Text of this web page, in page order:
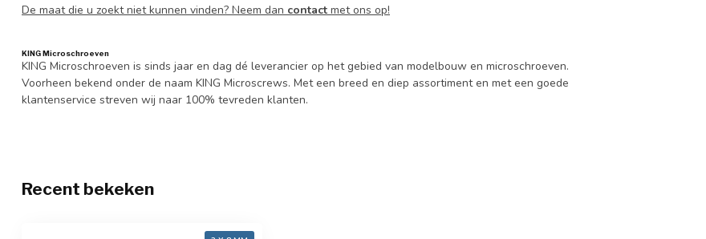
De maat die u zoekt niet kunnen vinden? Neem dan contact met ons op!
KING Microschroeven
KING Microschroeven is sinds jaar en dag dé leverancier op het gebied van modelbouw en microschroeven.
Voorheen bekend onder de naam KING Microscrews. Met een breed en diep assortiment en met een goede
klantenservice streven wij naar 100% tevreden klanten.
Recent bekeken